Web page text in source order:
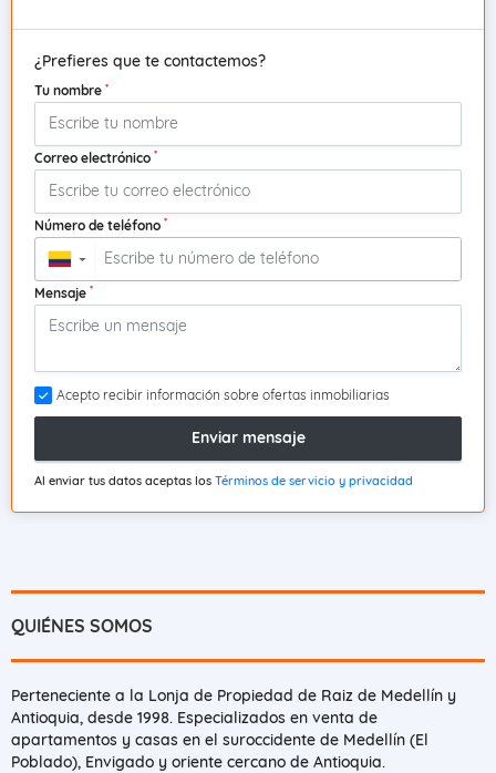
¿Prefieres que te contactemos?
Tu nombre *
Correo electrónico *
Número de teléfono *
▼
Mensaje *
Acepto recibir información sobre ofertas inmobiliarias
Enviar mensaje
Al enviar tus datos aceptas los Términos de servicio y privacidad
QUIÉNES SOMOS
Perteneciente a la Lonja de Propiedad de Raiz de Medellín y
Antioquia, desde 1998. Especializados en venta de
apartamentos y casas en el suroccidente de Medellín (El
Poblado), Envigado y oriente cercano de Antioquia.